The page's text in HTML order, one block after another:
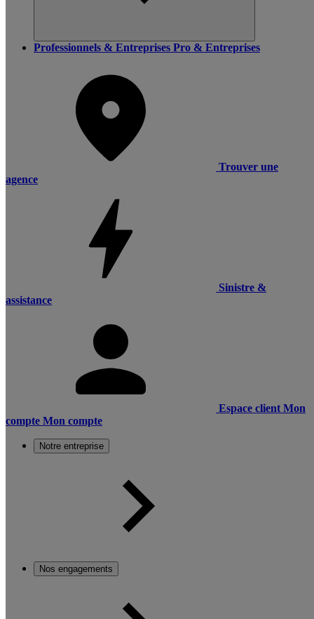
Professionnels & Entreprises Pro & Entreprises
Trouver une
agence
Sinistre &
assistance
Espace client Mon
compte Mon compte
Notre entreprise
Nos engagements